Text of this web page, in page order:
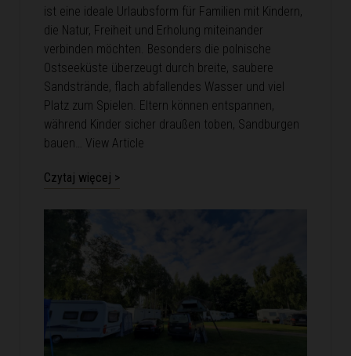
ist eine ideale Urlaubsform für Familien mit Kindern,
die Natur, Freiheit und Erholung miteinander
verbinden möchten. Besonders die polnische
Ostseeküste überzeugt durch breite, saubere
Sandstrände, flach abfallendes Wasser und viel
Platz zum Spielen. Eltern können entspannen,
während Kinder sicher draußen toben, Sandburgen
bauen… View Article
Czytaj więcej >